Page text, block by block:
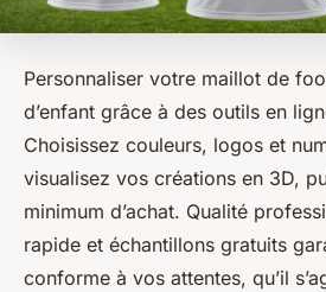
Personnaliser votre maillot de
d’enfant grâce à des outils en
Choisissez couleurs, logos et
visualisez vos créations en 3D,
minimum d’achat. Qualité
rapide et échantillons gratuits
conforme à vos attentes, qu’il